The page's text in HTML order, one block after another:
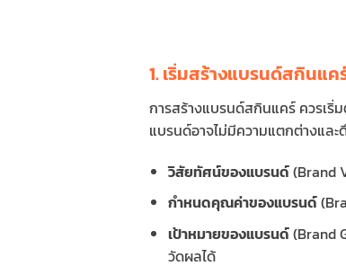
1. เริ่มสร้างแบรนด์สกินแ
การสร้างแบรนด์สกินแคร์ ควรเริ่
แบรนด์อาจไม่มีความแตกต่างแล
วิสัยทัศน์ของแบรนด์(Brand
กำหนดคุณค่าของแบรนด์
เป้าหมายของแบรนด์(Brand
วัดผลได้